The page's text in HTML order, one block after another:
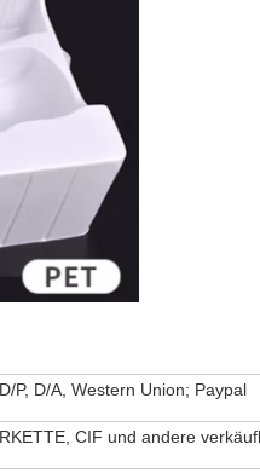
P, D/A, Western Union; Paypal
CIF und andere